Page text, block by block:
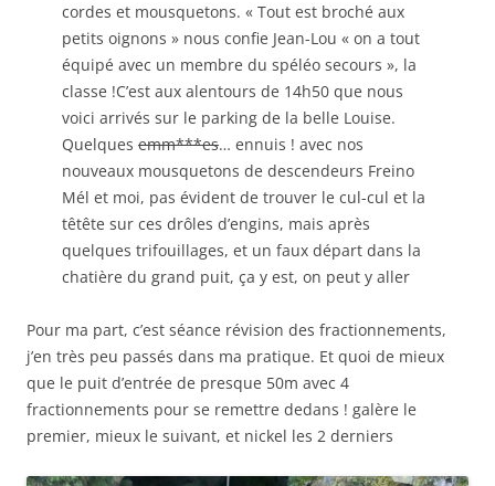
cordes et mousquetons. « Tout est broché aux
petits oignons » nous confie Jean-Lou « on a tout
équipé avec un membre du spéléo secours », la
classe !C’est aux alentours de 14h50 que nous
voici arrivés sur le parking de la belle Louise.
Quelques emm***es… ennuis ! avec nos
nouveaux mousquetons de descendeurs Freino
Mél et moi, pas évident de trouver le cul-cul et la
têtête sur ces drôles d’engins, mais après
quelques trifouillages, et un faux départ dans la
chatière du grand puit, ça y est, on peut y aller
Pour ma part, c’est séance révision des fractionnements,
j’en très peu passés dans ma pratique. Et quoi de mieux
que le puit d’entrée de presque 50m avec 4
fractionnements pour se remettre dedans ! galère le
premier, mieux le suivant, et nickel les 2 derniers